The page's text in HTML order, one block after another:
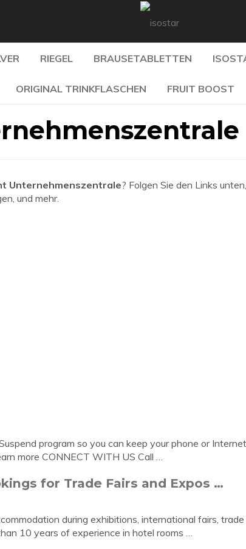
RIEGEL BRAUSETABLETTEN
ORIGINAL TRINKFLASCHEN FRUIT BOOST
Unternehmenszentrale? Folgen Sie den Links
und mehr.
program so you can keep your phone or Internet
more CONNECT WITH US Call …
for Trade Fairs and Expos …
during exhibitions, international fairs, trade
10 years of experience in hotel rooms …